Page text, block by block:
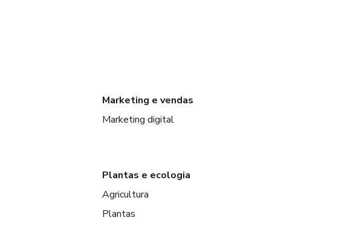
Marketing e vendas
Marketing digital
Plantas e ecologia
Agricultura
Plantas